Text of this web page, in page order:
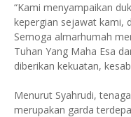
“Kami menyampaikan
kepergian sejawat kami,
Semoga almarhumah
Tuhan Yang Maha Esa
diberikan kekuatan,
Menurut Syahrudi,
merupakan garda